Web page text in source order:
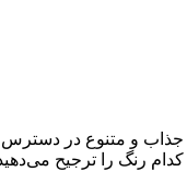
جذاب و متنوع در دسترس
رنگ را ترجیح